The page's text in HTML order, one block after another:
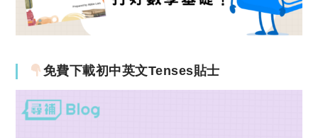
免費下載初中英文Tenses貼士